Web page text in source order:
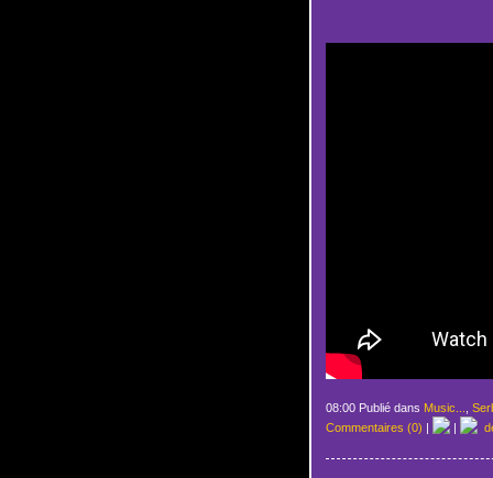
08:00 Publié dans Music...
Commentaires (0)
|